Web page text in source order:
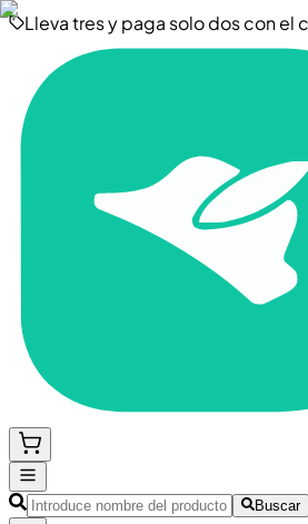
Lleva tres y paga solo dos con el
Buscar